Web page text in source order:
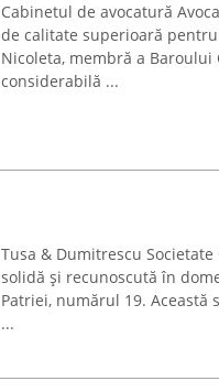
Cabinetul de avocatură
de calitate superioară
Nicoleta, membră a
considerabilă ...
Tusa & Dumitrescu
solidă și recunoscută în
Patriei, numărul 19. Această
...